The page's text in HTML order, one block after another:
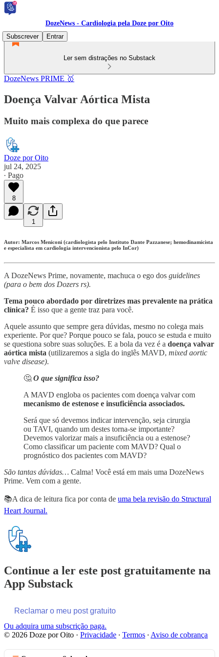
DozeNews - Cardiologia pela Doze por Oito
Subscrever
Entrar
Ler sem distrações no Substack
DozeNews PRIME 🥇
Doença Valvar Aórtica Mista
Muito mais complexa do que parece
Doze por Oito
jul 24, 2025
∙ Pago
8
1
Autor: Marcos Meniconi (cardiologista pelo Instituto Dante Pazzanese; hemodinamicista
e especialista em cardiologia intervencionista pelo InCor)
A DozeNews Prime, novamente, machuca o ego dos guidelines
(para o bem dos Dozers rs).
Tema pouco abordado por diretrizes mas prevalente na prática
clínica? É isso que a gente traz para você.
Aquele assunto que sempre gera dúvidas, mesmo no colega mais
experiente. Por que? Porque pouco se fala, pouco se estuda e muito
se questiona sobre suas soluções. E a bola da vez é a doença valvar
aórtica mista (utilizaremos a sigla do inglês MAVD, mixed aortic
valve disease).
🤔 O que significa isso?
A MAVD engloba os pacientes com doença valvar com
mecanismo de estenose e insuficiência associados.
Será que só devemos indicar intervenção, seja cirurgia
ou TAVI, quando um destes torna-se importante?
Devemos valorizar mais a insuficiência ou a estenose?
Como classificar um paciente com MAVD? Qual o
prognóstico dos pacientes com MAVD?
São tantas dúvidas… Calma! Você está em mais uma DozeNews
Prime. Vem com a gente.
📚A dica de leitura fica por conta de uma bela revisão do Structural
Heart Journal.
Continue a ler este post gratuitamente na
App Substack
Reclamar o meu post gratuito
Ou adquira uma subscrição paga.
© 2026 Doze por Oito · Privacidade ∙ Termos ∙ Aviso de cobrança